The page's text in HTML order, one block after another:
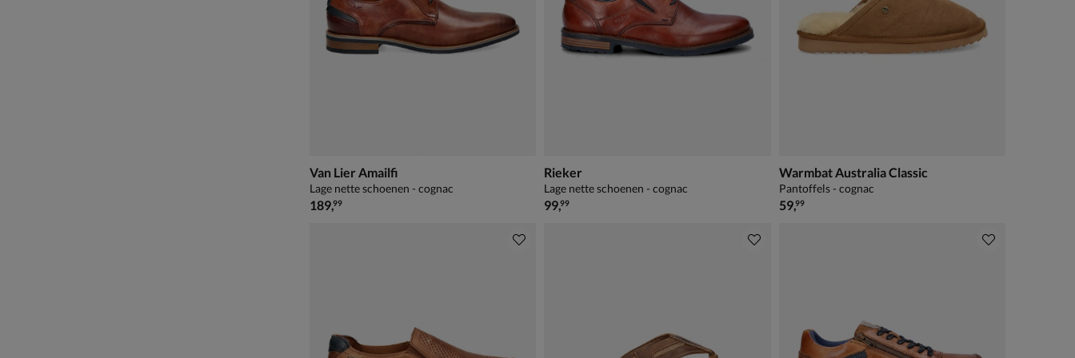
Van Lier Amailfi
Lage nette schoenen - cognac
€ 189,99
189,99
Rieker
Lage nette schoenen - cognac
€ 99,99
99,99
Warmbat Australia Classic
Pantoffels - cognac
€ 59,99
59,99